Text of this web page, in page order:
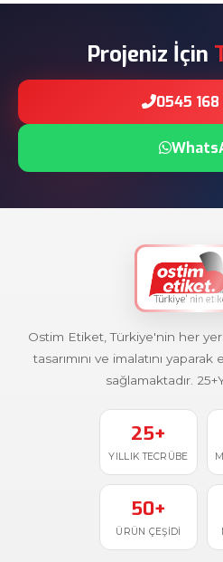
Projeniz İçin
0545
Ostim Etiket, Türkiye'nin her
tasarımını ve imalatını
sağlamaktadır.
25+
YILLIK TECRÜBE
50+
ÜRÜN ÇEŞIDI